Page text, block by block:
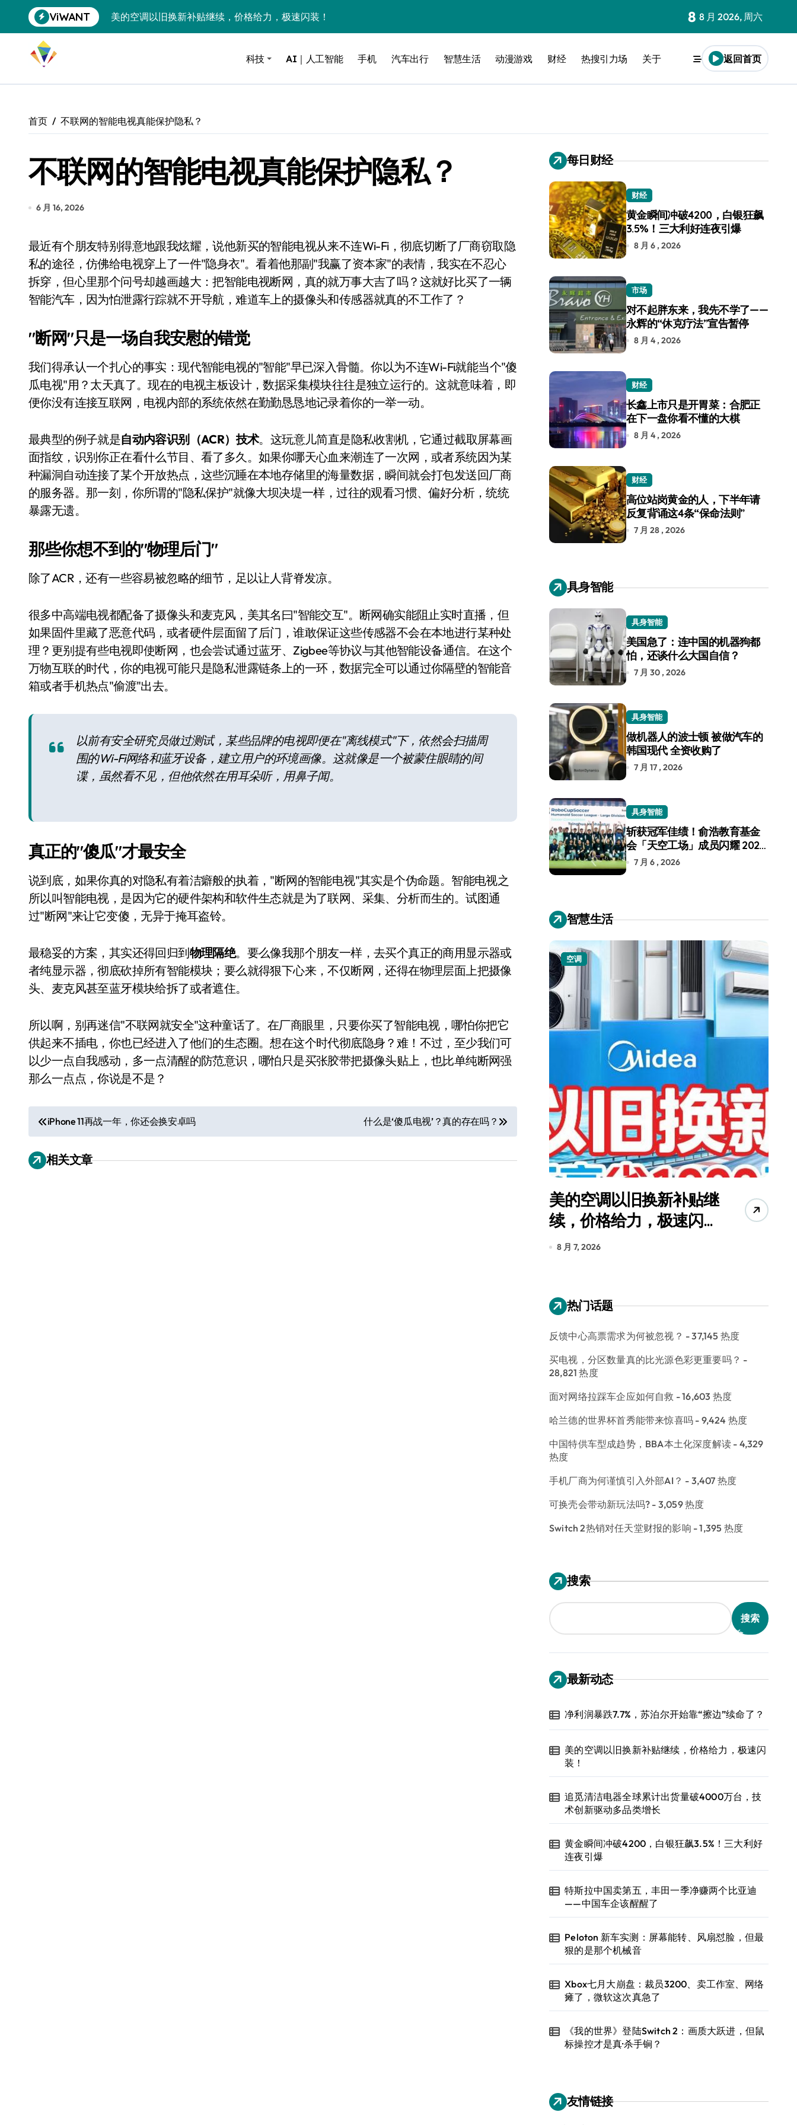
到
ViWANT
美的空调以旧换新补贴继续，价格给力，极速闪装！
黄金瞬间冲破4200，白银狂飙3.5%！三大利好连夜引爆
特斯拉中国卖第五，丰田一季净赚两个比亚迪——中国车企该醒醒了
Xbox七月大崩盘：裁员3200、卖工作室、网络瘫了，微软这次真急了
《我的世界》登陆Switch 2：画质大跃进，但鼠标操控才是真·杀手锏？
谷歌DeepMind创始人辞去CEO，但继续“垂帘听政”？
召回X9、合作大众遇冷、高端梦碎：小鹏的“多事之夏”
比Model 3便宜？不，比Model 3有面儿——试驾雷克萨斯ES 500e
550亿美金！沙特把EA买了，但背了200亿的债
别再用汽车USB给MacBook充电了！老司机教你3招真·快充
花钱买宝马，启动先看蜘蛛侠？”车主怒了：车内不是广告屏！
Windows 11家庭版和专业版，选错真的会后悔吗？
维修店最怕的“作死”操作：把手机塞冰箱，你中招了吗？
轻到忽略不计 大疆Mini 2S内录实测，值不值得冲？
从“卖电视”到“定规则”：海信拿下RGB-Mini LED全球话语权
国际首次！中国钙钛矿探测器太空“开箱”，一边探测射线一边光伏发电
长鑫上市只是开胃菜：合肥正在下一盘你看不懂的大棋
耳机低音像白开水？90%的人第一步就做错了
复古玩家狂喜：Anbernic第三次复刻GBA SP，情怀拉满
Xbox 360 游戏终于要登 PC，光盘党也能“以盘换数”了？
AirTag 新版到底香不香？一篇帮你避坑+种草
8 8 月 2026, 周六
科技 AI｜人工智能 手机 汽车出行 智慧生活 动漫游戏 财经 热搜引力场 关于 返回首页
首页 不联网的智能电视真能保护隐私？
不联网的智能电视真能保护隐私？
6 月 16, 2026
最近有个朋友特别得意地跟我炫耀，说他新买的智能电视从来不连Wi-Fi，彻底切断了厂商窃取隐
私的途径，仿佛给电视穿上了一件"隐身衣"。看着他那副"我赢了资本家"的表情，我实在不忍心
拆穿，但心里那个问号却越画越大：把智能电视断网，真的就万事大吉了吗？这就好比买了一辆
智能汽车，因为怕泄露行踪就不开导航，难道车上的摄像头和传感器就真的不工作了？
"断网"只是一场自我安慰的错觉
我们得承认一个扎心的事实：现代智能电视的"智能"早已深入骨髓。你以为不连Wi-Fi就能当个"傻
瓜电视"用？太天真了。现在的电视主板设计，数据采集模块往往是独立运行的。这就意味着，即
便你没有连接互联网，电视内部的系统依然在勤勤恳恳地记录着你的一举一动。
最典型的例子就是自动内容识别（ACR）技术。这玩意儿简直是隐私收割机，它通过截取屏幕画
面指纹，识别你正在看什么节目、看了多久。如果你哪天心血来潮连了一次网，或者系统因为某
种漏洞自动连接了某个开放热点，这些沉睡在本地存储里的海量数据，瞬间就会打包发送回厂商
的服务器。那一刻，你所谓的"隐私保护"就像大坝决堤一样，过往的观看习惯、偏好分析，统统
暴露无遗。
那些你想不到的"物理后门"
除了ACR，还有一些容易被忽略的细节，足以让人背脊发凉。
很多中高端电视都配备了摄像头和麦克风，美其名曰"智能交互"。断网确实能阻止实时直播，但
如果固件里藏了恶意代码，或者硬件层面留了后门，谁敢保证这些传感器不会在本地进行某种处
理？更别提有些电视即使断网，也会尝试通过蓝牙、Zigbee等协议与其他智能设备通信。在这个
万物互联的时代，你的电视可能只是隐私泄露链条上的一环，数据完全可以通过你隔壁的智能音
箱或者手机热点"偷渡"出去。
以前有安全研究员做过测试，某些品牌的电视即便在"离线模式"下，依然会扫描周
围的Wi-Fi网络和蓝牙设备，建立用户的环境画像。这就像是一个被蒙住眼睛的间
谍，虽然看不见，但他依然在用耳朵听，用鼻子闻。
真正的"傻瓜"才最安全
说到底，如果你真的对隐私有着洁癖般的执着，"断网的智能电视"其实是个伪命题。智能电视之
所以叫智能电视，是因为它的硬件架构和软件生态就是为了联网、采集、分析而生的。试图通
过"断网"来让它变傻，无异于掩耳盗铃。
最稳妥的方案，其实还得回归到物理隔绝。要么像我那个朋友一样，去买个真正的商用显示器或
者纯显示器，彻底砍掉所有智能模块；要么就得狠下心来，不仅断网，还得在物理层面上把摄像
头、麦克风甚至蓝牙模块给拆了或者遮住。
所以啊，别再迷信"不联网就安全"这种童话了。在厂商眼里，只要你买了智能电视，哪怕你把它
供起来不插电，你也已经进入了他们的生态圈。想在这个时代彻底隐身？难！不过，至少我们可
以少一点自我感动，多一点清醒的防范意识，哪怕只是买张胶带把摄像头贴上，也比单纯断网强
那么一点点，你说是不是？
文
章
导
iPhone 11再战一年，你还会换安卓吗 什么是‘傻瓜电视’？真的存在吗？
相关文章
每日财经
财经
黄金瞬间冲破4200，白银狂飙
3.5%！三大利好连夜引爆
8 月 6 , 2026
市场
对不起胖东来，我先不学了——
永辉的“休克疗法”宣告暂停
8 月 4 , 2026
财经
长鑫上市只是开胃菜：合肥正
在下一盘你看不懂的大棋
8 月 4 , 2026
财经
高位站岗黄金的人，下半年请
反复背诵这4条“保命法则”
7 月 28 , 2026
具身智能
具身智能
美国急了：连中国的机器狗都
怕，还谈什么大国自信？
7 月 30 , 2026
具身智能
做机器人的波士顿 被做汽车的
韩国现代 全资收购了
7 月 17 , 2026
具身智能
斩获冠军佳绩！俞浩教育基金
会「天空工场」成员闪耀 2026
RoboCup 机器人世界杯
7 月 6 , 2026
智慧生活
小家电 小家电 空调
美的空调以旧换新补贴继
续，价格给力，极速闪
装！
8 月 7, 2026
热门话题
反馈中心高票需求为何被忽视？ - 37,145 热度
买电视，分区数量真的比光源色彩更重要吗？ -
28,821 热度
面对网络拉踩车企应如何自救 - 16,603 热度
哈兰德的世界杯首秀能带来惊喜吗 - 9,424 热度
中国特供车型成趋势，BBA本土化深度解读 - 4,329
热度
手机厂商为何谨慎引入外部AI？ - 3,407 热度
可换壳会带动新玩法吗? - 3,059 热度
Switch 2热销对任天堂财报的影响 - 1,395 热度
搜索
搜索
最新动态
净利润暴跌7.7%，苏泊尔开始靠“擦边”续命了？
美的空调以旧换新补贴继续，价格给力，极速闪
装！
追觅清洁电器全球累计出货量破4000万台，技
术创新驱动多品类增长
黄金瞬间冲破4200，白银狂飙3.5%！三大利好
连夜引爆
特斯拉中国卖第五，丰田一季净赚两个比亚迪
——中国车企该醒醒了
Peloton 新车实测：屏幕能转、风扇怼脸，但最
狠的是那个机械音
Xbox七月大崩盘：裁员3200、卖工作室、网络
瘫了，微软这次真急了
《我的世界》登陆Switch 2：画质大跃进，但鼠
标操控才是真·杀手锏？
友情链接